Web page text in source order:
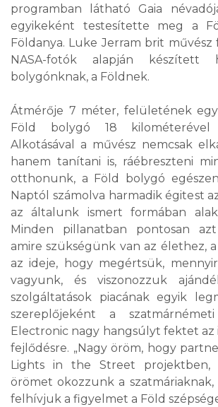
programban látható Gaia
egyikeként testesítette meg a
Földanya. Luke Jerram brit művész
NASA-fotók alapján készített
bolygónknak, a Földnek.
Átmérője 7 méter, felületének
Föld bolygó 18 kilométerével
Alkotásával a művész nemcsak
hanem tanítani is, ráébreszteni
otthonunk, a Föld bolygó
Naptól számolva harmadik égitest
az általunk ismert formában
Minden pillanatban pontosan
amire szükségünk van az élethez,
az ideje, hogy megértsük,
vagyunk, és viszonozzuk
szolgáltatások piacának egyik
szereplőjeként a
Electronic nagy hangsúlyt fektet az
fejlődésre. „Nagy öröm, hogy
Lights in the Street projektben,
örömet okozzunk a szatmáriaknak,
felhívjuk a figyelmet a Föld